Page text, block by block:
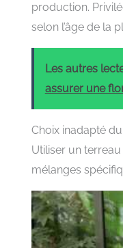
production.
selon l’âge de la
Les autres
assurer une
Choix inadapté
Utiliser un
mélanges